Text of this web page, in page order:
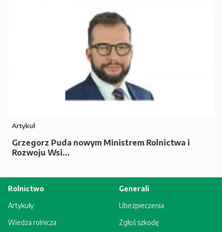
Artykuł
Grzegorz Puda nowym Ministrem Rolnictwa i
Rozwoju Wsi...
Rolnictwo
Artykuły
Wiedza rolnicza
Generali
Ubezpieczenia
Zgłoś szkodę